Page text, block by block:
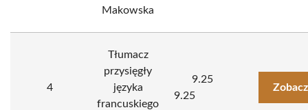
Makowska
4
Tłumacz
przysięgły
języka
francuskiego
9.25
9.25